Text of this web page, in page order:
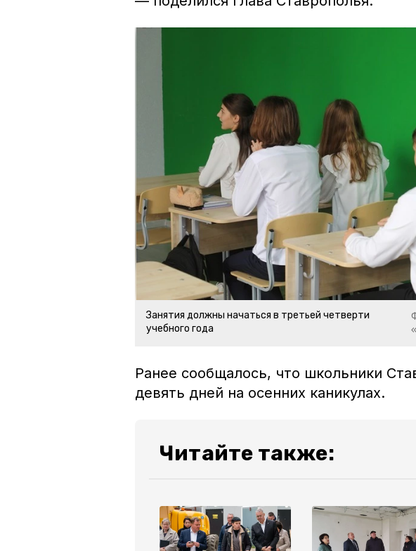
Занятия должны начаться в третьей четверти
учебного года
Ранее сообщалось, что школьники
девять дней на осенних каникулах.
Читайте также: